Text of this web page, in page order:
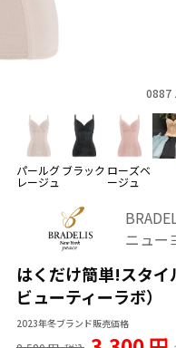
0887
パールグ
レージュ
ブラック ローズベ
ージュ
ニュー
はくだけ簡単!スタ
ビューティーラボ）
2023年冬ブランド販売価格